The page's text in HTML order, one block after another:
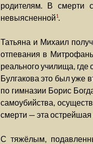
родителям. В смерти
невыясненной1.
Татьяна и Михаил
отпевания в
реального училища,
Булгакова это был уже
по гимназии Борис
самоубийства,
смерти — эта острейшая
С тяжёлым,